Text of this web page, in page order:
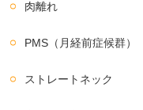
肉離れ
PMS（月経前症候群）
ストレートネック